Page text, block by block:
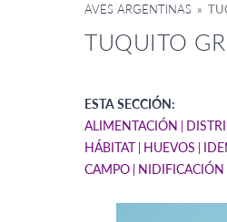
AVES ARGENTINAS »
TUQUITO
ESTA SECCIÓN:
ALIMENTACIÓN
HÁBITAT HUEVOS
CAMPO NIDIFICACIÓN